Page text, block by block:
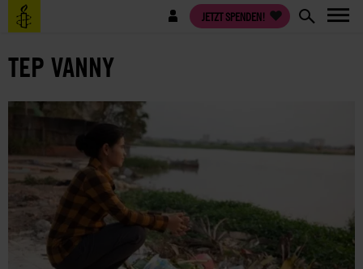
Direkt
zum
Benutzermenü JETZT SPENDEN!
TEP VANNY